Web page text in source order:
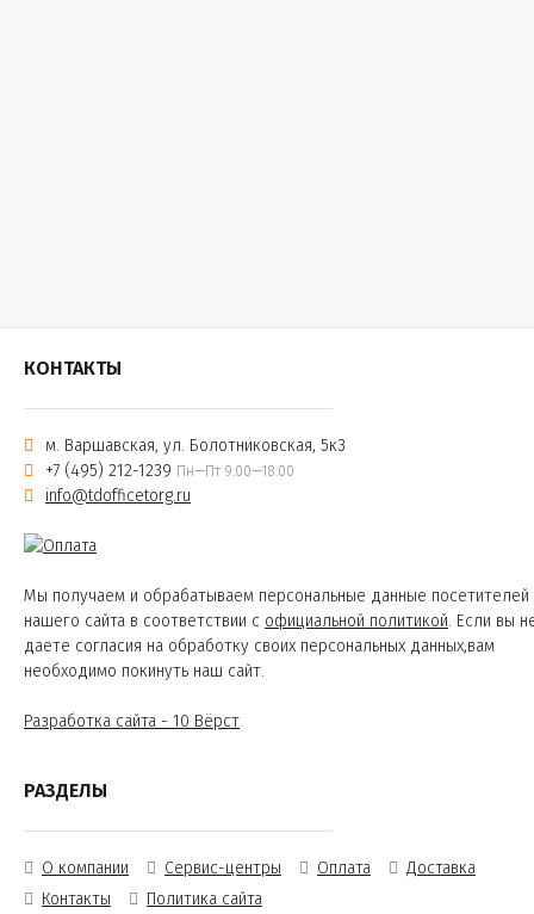
КОНТАКТЫ
м. Варшавская, ул. Болотниковская, 5к3
+7 (495) 212-1239 Пн—Пт 9:00—18:00
info@tdofficetorg.ru
Мы получаем и обрабатываем персональные данные посетителей
нашего сайта в соответствии с официальной политикой. Если вы
даете согласия на обработку своих персональных данных,вам
необходимо покинуть наш сайт.
Разработка сайта - 10 Вёрст
РАЗДЕЛЫ
О компании Сервис-центры Оплата
Доставка
Контакты
Политика сайта